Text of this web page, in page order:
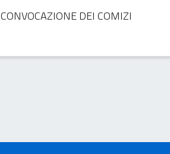
CONVOCAZIONE DEI COMIZI